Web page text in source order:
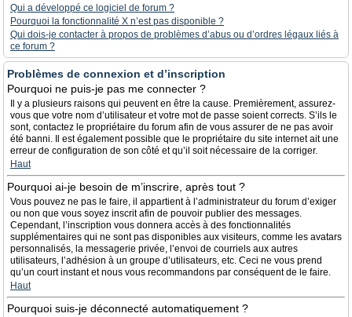
Qui a développé ce logiciel de forum ?
Pourquoi la fonctionnalité X n’est pas disponible ?
Qui dois-je contacter à propos de problèmes d’abus ou d’ordres légaux liés à
ce forum ?
Problèmes de connexion et d’inscription
Pourquoi ne puis-je pas me connecter ?
Il y a plusieurs raisons qui peuvent en être la cause. Premièrement, assurez-
vous que votre nom d’utilisateur et votre mot de passe soient corrects. S’ils le
sont, contactez le propriétaire du forum afin de vous assurer de ne pas avoir
été banni. Il est également possible que le propriétaire du site internet ait une
erreur de configuration de son côté et qu’il soit nécessaire de la corriger.
Haut
Pourquoi ai-je besoin de m’inscrire, après tout ?
Vous pouvez ne pas le faire, il appartient à l’administrateur du forum d’exiger
ou non que vous soyez inscrit afin de pouvoir publier des messages.
Cependant, l’inscription vous donnera accès à des fonctionnalités
supplémentaires qui ne sont pas disponibles aux visiteurs, comme les avatars
personnalisés, la messagerie privée, l’envoi de courriels aux autres
utilisateurs, l’adhésion à un groupe d’utilisateurs, etc. Ceci ne vous prend
qu’un court instant et nous vous recommandons par conséquent de le faire.
Haut
Pourquoi suis-je déconnecté automatiquement ?